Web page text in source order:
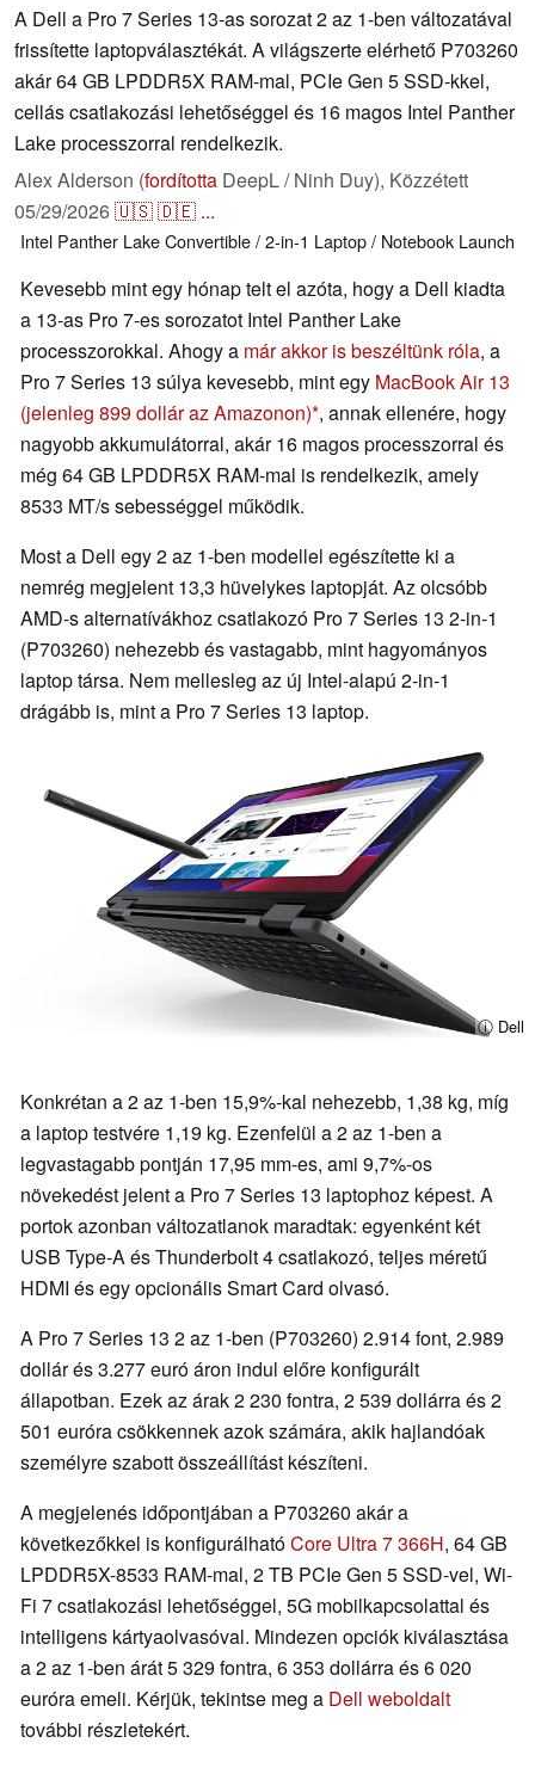
A Dell a Pro 7 Series 13-as sorozat 2 az 1-ben változatával
frissítette laptopválasztékát. A világszerte elérhető P703260
akár 64 GB LPDDR5X RAM-mal, PCIe Gen 5 SSD-kkel,
cellás csatlakozási lehetőséggel és 16 magos Intel Panther
Lake processzorral rendelkezik.
Alex Alderson (fordította DeepL / Ninh Duy), Közzétett
05/29/2026🇺🇸🇩🇪 ...
Intel Panther LakeConvertible / 2-in-1 Laptop / Notebook Launch
Kevesebb mint egy hónap telt el azóta, hogy a Dell kiadta
a 13-as Pro 7-es sorozatot Intel Panther Lake
processzorokkal. Ahogy a már akkor is beszéltünk róla, a
Pro 7 Series 13 súlya kevesebb, mint egy MacBook Air 13
(jelenleg 899 dollár az Amazonon) , annak ellenére, hogy
nagyobb akkumulátorral, akár 16 magos processzorral és
még 64 GB LPDDR5X RAM-mal is rendelkezik, amely
8533 MT/s sebességgel működik.
Most a Dell egy 2 az 1-ben modellel egészítette ki a
nemrég megjelent 13,3 hüvelykes laptopját. Az olcsóbb
AMD-s alternatívákhoz csatlakozó Pro 7 Series 13 2-in-1
(P703260) nehezebb és vastagabb, mint hagyományos
laptop társa. Nem mellesleg az új Intel-alapú 2-in-1
drágább is, mint a Pro 7 Series 13 laptop.
ⓘ Dell
Konkrétan a 2 az 1-ben 15,9%-kal nehezebb, 1,38 kg, míg
a laptop testvére 1,19 kg. Ezenfelül a 2 az 1-ben a
legvastagabb pontján 17,95 mm-es, ami 9,7%-os
növekedést jelent a Pro 7 Series 13 laptophoz képest. A
portok azonban változatlanok maradtak: egyenként két
USB Type-A és Thunderbolt 4 csatlakozó, teljes méretű
HDMI és egy opcionális Smart Card olvasó.
A Pro 7 Series 13 2 az 1-ben (P703260) 2.914 font, 2.989
dollár és 3.277 euró áron indul előre konfigurált
állapotban. Ezek az árak 2 230 fontra, 2 539 dollárra és 2
501 euróra csökkennek azok számára, akik hajlandóak
személyre szabott összeállítást készíteni.
A megjelenés időpontjában a P703260 akár a
következőkkel is konfigurálhatóCore Ultra 7 366H, 64 GB
LPDDR5X-8533 RAM-mal, 2 TB PCIe Gen 5 SSD-vel, Wi-
Fi 7 csatlakozási lehetőséggel, 5G mobilkapcsolattal és
intelligens kártyaolvasóval. Mindezen opciók kiválasztása
a 2 az 1-ben árát 5 329 fontra, 6 353 dollárra és 6 020
euróra emeli. Kérjük, tekintse meg a Dell weboldalt
további részletekért.